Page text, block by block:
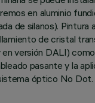
en aluminio
silanos). Pintura
de cristal
DALI)
pasante y la
óptico No